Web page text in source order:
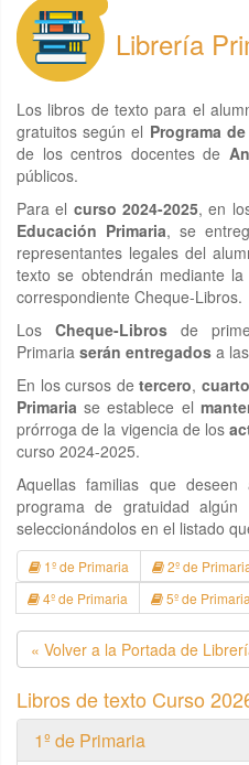
Librería
Los libros de texto para el
gratuitos según el Programa
de los centros docentes de
públicos.
Para el curso 2024-2025, en
Educación Primaria, se
representantes legales del
texto se obtendrán mediante
correspondiente Cheque-Libros.
Los Cheque-Libros de
Primaria serán entregados a
En los cursos detercero,cuarto
Primaria se establece el
prórroga de la vigencia de los
curso 2024-2025.
Aquellas familias que deseen
programa de gratuidad
seleccionándolos en el listado
1º de Primaria 2º de
4º de Primaria
5º de Primaria
« Volver a la Portada de
Libros de texto Curso
1º de Primaria